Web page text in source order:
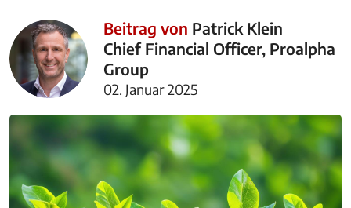
Beitrag von Patrick Klein
Chief Financial Officer, Proalpha
Group
02. Januar 2025